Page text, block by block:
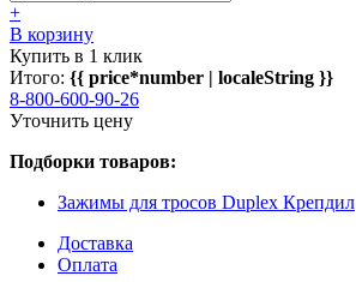
+
В корзину
Купить в 1 клик
Итого: {{ price*number | localeString }}
8-800-600-90-26
Уточнить цену
Подборки товаров:
Зажимы для тросов Duplex Крепдил
Доставка
Оплата